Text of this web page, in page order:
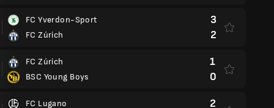
FC Yverdon-Sport
FC Zúrich
3
2
FC Zúrich
BSC Young Boys
1
0
FC Lugano 2